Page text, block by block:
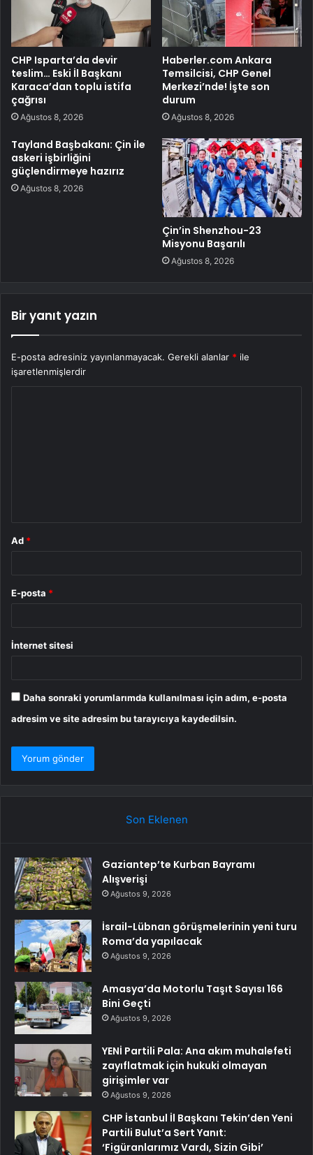
CHP Isparta’da devir
teslim… Eski İl Başkanı
Karaca’dan toplu istifa
çağrısı
Ağustos 8, 2026
Haberler.com Ankara
Temsilcisi, CHP Genel
Merkezi’nde! İşte son
durum
Ağustos 8, 2026
Tayland Başbakanı: Çin ile
askeri işbirliğini
güçlendirmeye hazırız
Ağustos 8, 2026
Çin’in Shenzhou-23
Misyonu Başarılı
Ağustos 8, 2026
Bir yanıt yazın
E-posta adresiniz yayınlanmayacak. Gerekli alanlar * ile
işaretlenmişlerdir
Ad *
E-posta *
İnternet sitesi
Daha sonraki yorumlarımda kullanılması için adım, e-posta
adresim ve site adresim bu tarayıcıya kaydedilsin.
Son Eklenen
Gaziantep’te Kurban Bayramı
Alışverişi
Ağustos 9, 2026
İsrail-Lübnan görüşmelerinin yeni turu
Roma’da yapılacak
Ağustos 9, 2026
Amasya’da Motorlu Taşıt Sayısı 166
Bini Geçti
Ağustos 9, 2026
YENİ Partili Pala: Ana akım muhalefeti
zayıflatmak için hukuki olmayan
girişimler var
Ağustos 9, 2026
CHP İstanbul İl Başkanı Tekin’den Yeni
Partili Bulut’a Sert Yanıt:
‘Figüranlarımız Vardı, Sizin Gibi’